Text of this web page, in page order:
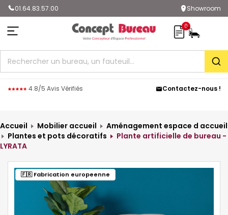
01.64.83.57.00 Showroom
0
4.8/5 Avis Vérifiés Contactez-nous !
Accueil Mobilier accueil
Aménagement espace d accueil
Plantes et pots décoratifs
Plante artificielle de bureau -
LYRATA